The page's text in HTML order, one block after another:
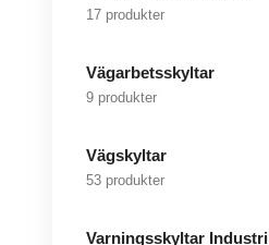
17 produkter
Vägarbetsskyltar
9 produkter
Vägskyltar
53 produkter
Varningsskyltar Industri